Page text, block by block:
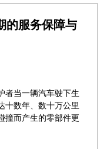
的服务保障与
者当一辆汽车驶下生
十数年、数十万公里
撞而产生的零部件更